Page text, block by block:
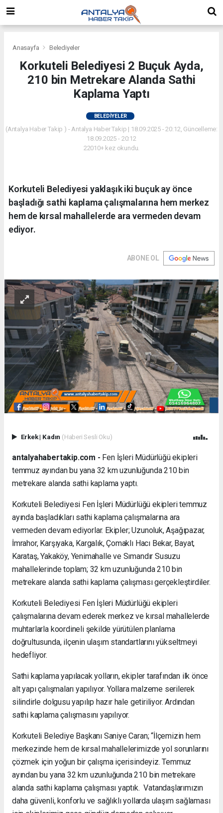
Anasayfa Belediyeler
Korkuteli Belediyesi 2 Buçuk Ayda,
210 bin Metrekare Alanda Sathi
Kaplama Yaptı
BELEDIYELER
(Antalya Haber Takip ) - Antalya Haber Takip | 18.09.2025 - 20:12, Güncelleme:
18.09.2025 - 20:12
22010+ kez okundu.
Korkuteli Belediyesi yaklaşık iki buçuk ay önce
başladığı sathi kaplama çalışmalarına hem merkez
hem de kırsal mahallelerde ara vermeden devam
ediyor.
ABONE OL
Erkek| Kadın (Haberi Sesli Oku)
antalyahabertakip.com - Fen İşleri Müdürlüğü ekipleri
temmuz ayından bu yana 32 km uzunluğunda 210 bin
metrekare alanda sathi kaplama yaptı.
Korkuteli Belediyesi Fen İşleri Müdürlüğü ekipleri temmuz
ayında başladıkları sathi kaplama çalışmalarına ara
vermeden devam ediyorlar. Ekipler; Uzunoluk, Aşağıpazar,
İmrahor, Karşıyaka, Kargalık, Çomaklı Hacı Bekar, Bayat,
Karataş, Yakaköy, Yenimahalle ve Sımandır Susuzu
mahallelerinde toplam; 32 km uzunluğunda 210 bin
metrekare alanda sathi kaplama çalışması gerçekleştirdiler.
Korkuteli Belediyesi Fen İşleri Müdürlüğü ekipleri
çalışmalarına devam ederek merkez ve kırsal mahallelerde
muhtarlarla koordineli şekilde yürütülen planlama
doğrultusunda, ilçenin ulaşım standartlarını yükseltmeyi
hedefliyor.
Sathi kaplama yapılacak yolların, ekipler tarafından ilk önce
alt yapı çalışmaları yapılıyor. Yollara malzeme serilerek
silindirle dolgusu yapılıp hazır hale getiriliyor. Ardından
sathi kaplama çalışmasını yapılıyor.
Korkuteli Belediye Başkanı Saniye Caran; “İlçemizin hem
merkezinde hem de kırsal mahallelerimizde yol sorunlarını
çözmek için yoğun bir çalışma içerisindeyiz. Temmuz
ayından bu yana 32 km uzunluğunda 210 bin metrekare
alanda sathi kaplama çalışması yaptık. Vatandaşlarımızın
daha güvenli, konforlu ve sağlıklı yollarda ulaşım sağlaması